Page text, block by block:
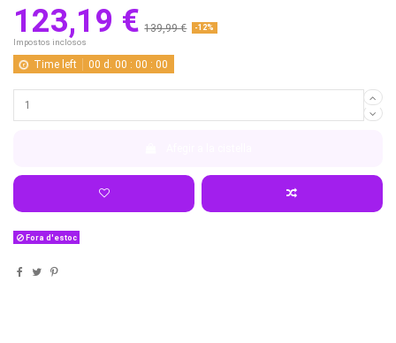
123,19 € 139,99 € -12%
Impostos inclosos
Time left 00 d. 00 :00 :00
Fora d'estoc